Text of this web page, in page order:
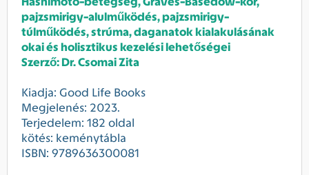
pajzsmirigy-alulműködés, pajzsmirigy-
túlműködés, strúma, daganatok kialakulásának
okai és holisztikus kezelési lehetőségei
Szerző: Dr. Csomai Zita
Kiadja: Good Life Books
Megjelenés: 2023.
Terjedelem: 182 oldal
kötés: keménytábla
ISBN: 9789636300081